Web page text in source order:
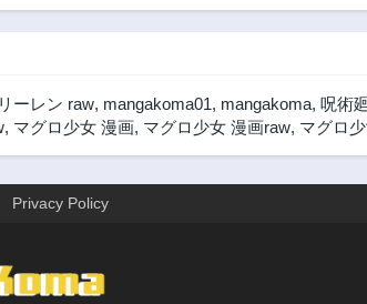
ーレン raw, mangakoma01, mangakoma, 呪術
, マグロ少女 漫画, マグロ少女 漫画raw, マグロ
Privacy Policy